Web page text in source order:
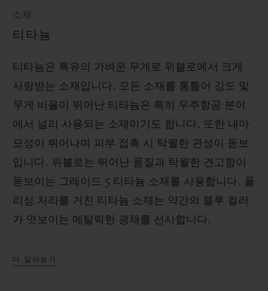
소재
티타늄
티타늄은 특유의 가벼운 무게로 위블로에서 크게
사랑받는 소재입니다. 모든 소재를 통틀어 강도 및
무게 비율이 뛰어난 티타늄은 특히 우주항공 분야
에서 널리 사용되는 소재이기도 합니다. 또한 내마
모성이 뛰어나며 피부 접촉 시 탁월한 관성이 돋보
입니다. 위블로는 뛰어난 품질과 탁월한 견고함이
돋보이는 그레이드 5 티타늄 소재를 사용합니다. 폴
리싱 처리를 거친 티타늄 소재는 약간의 블루 컬러
가 엿보이는 메탈릭한 광채를 선사합니다.
더 알아보기